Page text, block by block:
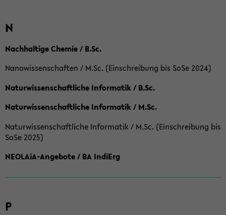
N
Nachhaltige Chemie / B.Sc.
Nanowissenschaften / M.Sc. (Einschreibung bis SoSe 2024)
Naturwissenschaftliche Informatik / B.Sc.
Naturwissenschaftliche Informatik / M.Sc.
Naturwissenschaftliche Informatik / M.Sc. (Einschreibung bis
SoSe 2025)
NEOLAiA-Angebote / BA IndiErg
P